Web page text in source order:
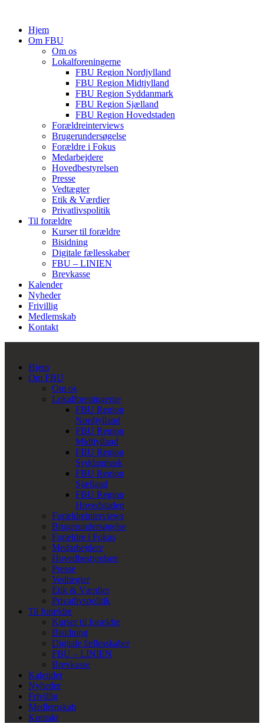
Hjem
Om FBU
Om os
Lokalforeningerne
FBU Region Nordjylland
FBU Region Midtjylland
FBU Region Syddanmark
FBU Region Sjælland
FBU Region Hovedstaden
Forældreinterviews
Brugerundersøgelse
Forældre i Fokus
Medarbejdere
Hovedbestyrelsen
Presse
Vedtægter
Etik & Værdier
Privatlivspolitik
Til forældre
Kurser til forældre
Bisidning
Digitale fællesskaber
FBU – LINIEN
Brevkasse
Kalender
Nyheder
Frivillig
Medlemskab
Kontakt
Hjem
Om FBU
Om os
Lokalforeningerne
FBU Region
Nordjylland
FBU Region
Midtjylland
FBU Region
Syddanmark
FBU Region
Sjælland
FBU Region
Hovedstaden
Forældreinterviews
Brugerundersøgelse
Forældre i Fokus
Medarbejdere
Hovedbestyrelsen
Presse
Vedtægter
Etik & Værdier
Privatlivspolitik
Til forældre
Kurser til forældre
Bisidning
Digitale fællesskaber
FBU – LINIEN
Brevkasse
Kalender
Nyheder
Frivillig
Medlemskab
Kontakt